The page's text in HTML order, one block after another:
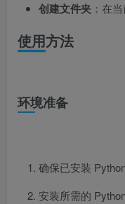
创建文件夹 ：在
使用方法
环境准备
确保已安装 Python
安装所需的